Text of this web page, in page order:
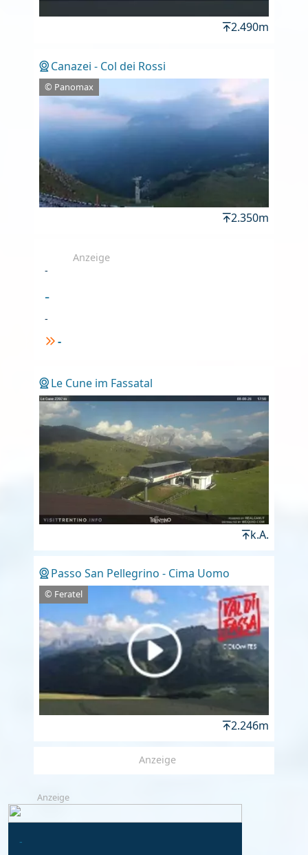
2.490m
Canazei - Col dei Rossi
© Panomax
2.350m
Anzeige
-
-
-
-
Le Cune im Fassatal
k.A.
Passo San Pellegrino - Cima Uomo
© Feratel
2.246m
Anzeige
Anzeige
-